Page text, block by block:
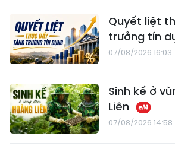
Quyết liệt
trưởng tín
07/08/2026 16:03
Sinh kế ở
Liên
07/08/2026 14:58